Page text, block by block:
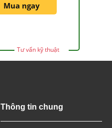
Mua ngay
Tư vấn kỹ thuật
Thông tin chung